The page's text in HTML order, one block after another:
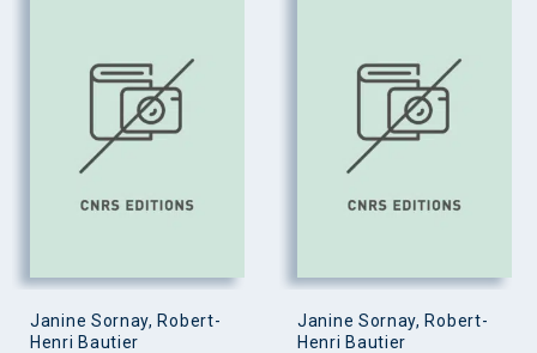
Janine Sornay, Robert-
Henri Bautier
Janine Sornay, Robert-
Henri Bautier